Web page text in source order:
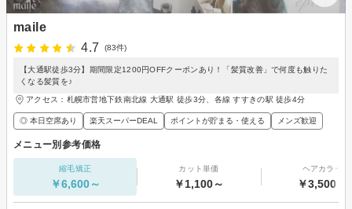
maile
4.7
(83件)
【大通駅徒歩3分】期間限定1200円OFFクーポンあり！「髪質改善」で何度も触りた
くなる髪質を♪
アクセス：札幌市営地下鉄南北線 大通駅 徒歩3分、各線 すすきの駅 徒歩4分
◎ 本日空席あり 楽天スーパーDEAL ポイントが貯まる・使える メンズ歓迎
メニュー別参考価格
縮毛矯正
￥6,600～
カット単価
￥1,100～
ヘアカラー
￥3,500～